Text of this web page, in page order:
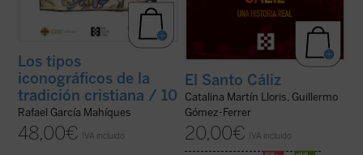
Los tipos
iconográficos de la
tradición cristiana / 10
Rafael García Mahíques
48,00€ IVA incluido
El Santo Cáliz
Catalina Martín Lloris, Guillermo
Gómez-Ferrer
20,00€ IVA incluido